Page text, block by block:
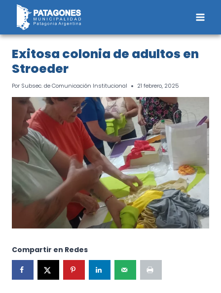
Saltar
contenido
Exitosa colonia de adultos en
Stroeder
Por Subsec. de Comunicación Institucional 21 febrero, 2025
Compartir en Redes